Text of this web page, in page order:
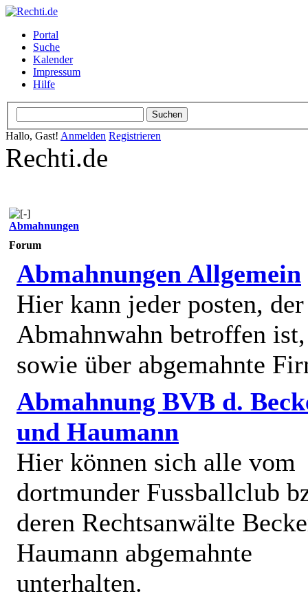
Portal
Suche
Kalender
Impressum
Hilfe
Hallo, Gast! Anmelden Registrieren
Rechti.de
Abmahnungen
Forum
Abmahnungen Allgemein
Hier kann jeder posten,
Abmahnwahn betroffen ist,
sowie über abgemahnte
Abmahnung BVB d.
und Haumann
Hier können sich alle vom
dortmunder Fussballclub
deren Rechtsanwälte
Haumann abgemahnte
unterhalten.